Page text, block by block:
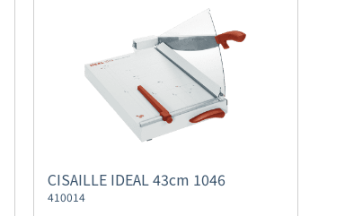
CISAILLE IDEAL 43cm 1046
410014